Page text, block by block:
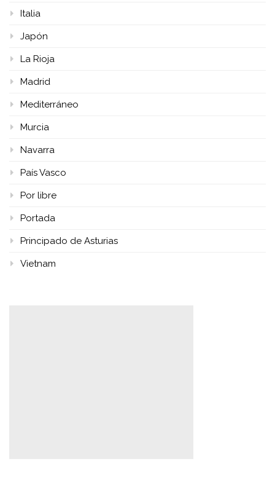
Italia
Japón
La Rioja
Madrid
Mediterráneo
Murcia
Navarra
País Vasco
Por libre
Portada
Principado de Asturias
Vietnam